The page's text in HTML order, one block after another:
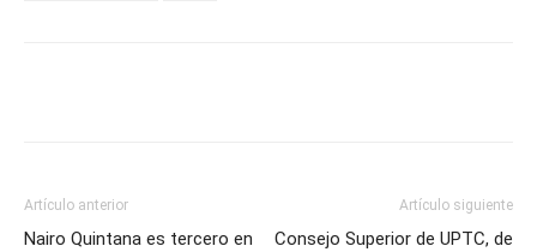
Artículo anterior
Nairo Quintana es tercero en
Artículo siguiente
Consejo Superior de UPTC, de